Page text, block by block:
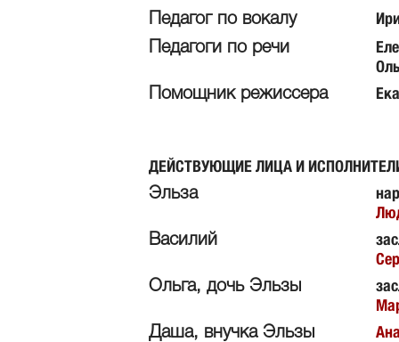
Педагог по вокалу
Педагоги по речи
Помощник режиссера
ДЕЙСТВУЮЩИЕ ЛИЦА И
Эльза
Василий
Ольга, дочь Эльзы
Даша, внучка Эльзы